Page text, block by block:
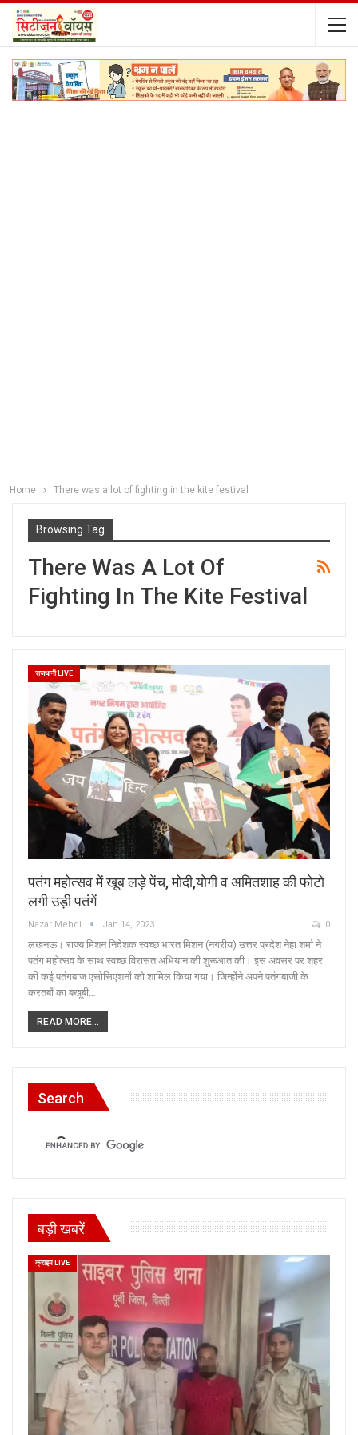
Home There was a lot of fighting in the kite festival
Browsing Tag
There Was A Lot Of
Fighting In The Kite Festival
राजधानी LIVE
पतंग महोत्सव में खूब लड़े पेंच, मोदी,योगी व अमितशाह की फोटो
लगी उड़ी पतंगें
Nazar Mehdi Jan 14, 2023 0
लखनऊ। राज्य मिशन निदेशक स्वच्छ भारत मिशन (नगरीय) उत्तर प्रदेश नेहा शर्मा ने
पतंग महोत्सव के साथ स्वच्छ विरासत अभियान की शुरूआत की। इस अवसर पर शहर
की कई पतंगबाज एसोसिएशनों को शामिल किया गया। जिन्होंने अपने पतंगबाजी के
करतबों का बखूबी…
READ MORE...
Search
बड़ी खबरें
क्राइम LIVE